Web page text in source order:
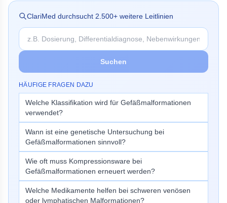
ClariMed durchsucht 2.500+ weitere Leitlinien
Suchen
HÄUFIGE FRAGEN DAZU
Welche Klassifikation wird für Gefäßmalformationen
verwendet?
Wann ist eine genetische Untersuchung bei
Gefäßmalformationen sinnvoll?
Wie oft muss Kompressionsware bei
Gefäßmalformationen erneuert werden?
Welche Medikamente helfen bei schweren venösen
oder lymphatischen Malformationen?